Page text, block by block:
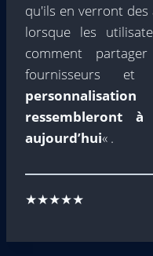
qu'ils en verront des
lorsque les
comment
fournisseurs et
ressembleront
aujourd’hui« .
★★★★★